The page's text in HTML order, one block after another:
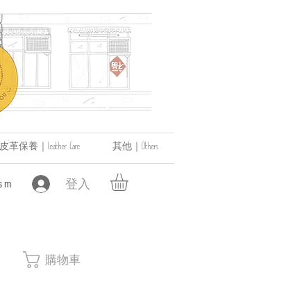
皮革保養｜Leather Care 其他｜Others
登入
購物車